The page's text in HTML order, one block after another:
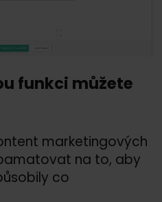
funkci můžete
marketingových
na to, aby
co